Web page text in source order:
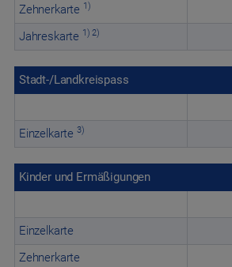
Zehnerkarte 1)
Jahreskarte 1) 2)
Stadt-/Landkreispass
Einzelkarte 3)
Kinder und Ermäßigungen
Einzelkarte
Zehnerkarte